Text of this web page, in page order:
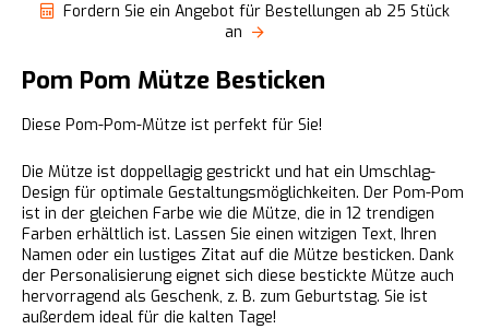
Fordern Sie ein Angebot für Bestellungen ab 25 Stück
an
Pom Pom Mütze Besticken
Diese Pom-Pom-Mütze ist perfekt für Sie!
Die Mütze ist doppellagig gestrickt und hat ein Umschlag-
Design für optimale Gestaltungsmöglichkeiten. Der Pom-Pom
ist in der gleichen Farbe wie die Mütze, die in 12 trendigen
Farben erhältlich ist. Lassen Sie einen witzigen Text, Ihren
Namen oder ein lustiges Zitat auf die Mütze besticken. Dank
der Personalisierung eignet sich diese bestickte Mütze auch
hervorragend als Geschenk, z. B. zum Geburtstag. Sie ist
außerdem ideal für die kalten Tage!